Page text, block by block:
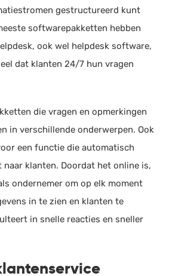
gestructureerd kunt
softwarepakketten hebben
ook wel helpdesk software,
dat klanten 24/7 hun vragen
die vragen en opmerkingen
in verschillende onderwerpen. Ook
een functie die automatisch
klanten. Doordat het online is,
ondernemer om op elk moment
in te zien en klanten te
in snelle reacties en sneller